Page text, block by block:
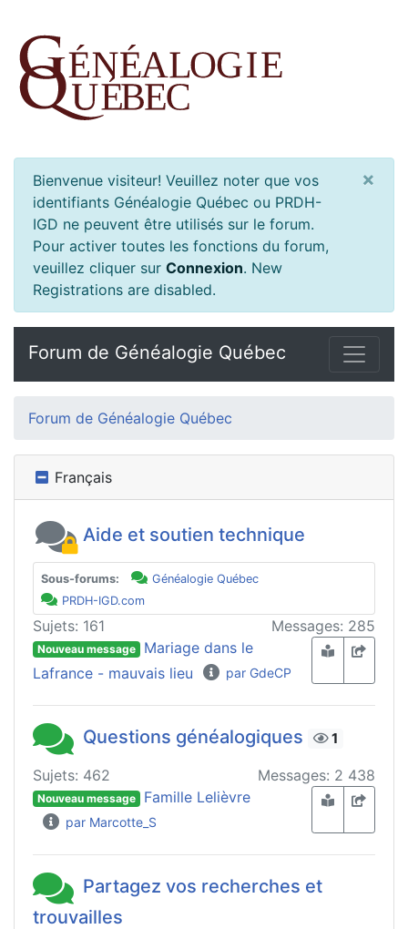
Bienvenue visiteur! Veuillez noter que vos
identifiants Généalogie Québec ou PRDH-
IGD ne peuvent être utilisés sur le forum.
Pour activer toutes les fonctions du forum,
veuillez cliquer sur Connexion. New
Registrations are disabled.
×
Forum de Généalogie Québec
Forum de Généalogie Québec
Français
Aide et soutien technique
Sous-forums:
Généalogie Québec
PRDH-IGD.com
Sujets: 161 Messages: 285
Nouveau message
Mariage dans le
Lafrance - mauvais lieu
par GdeCP
Questions généalogiques 1
Sujets: 462 Messages: 2 438
Nouveau message Famille Lelièvre
par Marcotte_S
Partagez vos recherches et
trouvailles